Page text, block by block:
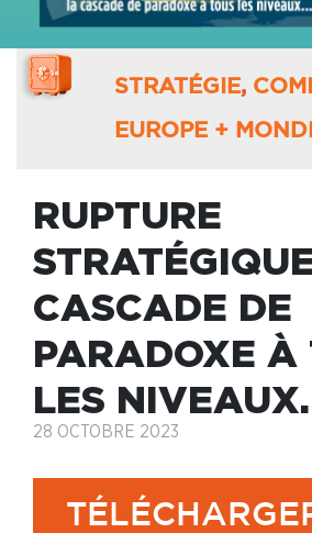
STRATÉGIE,
EUROPE +
RUPTURE
CASCADE DE
PARADOXE À
LES
28 OCTOBRE 2023